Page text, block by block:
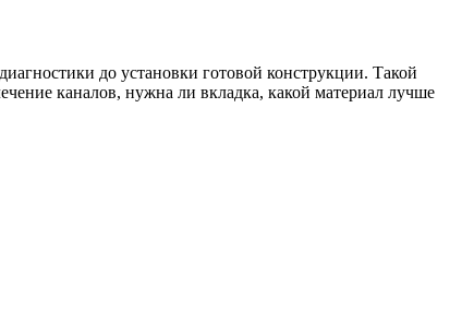
до установки готовой конструкции. Такой
каналов, нужна ли вкладка, какой материал лучше